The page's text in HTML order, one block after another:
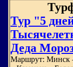
Тур "5
Деда
Маршрут: Минск